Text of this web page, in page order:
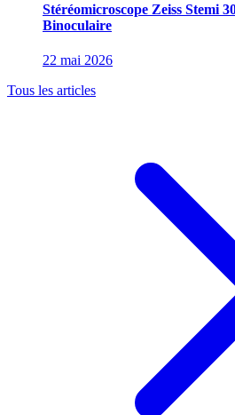
Stéréomicroscope Zeiss Stemi
Binoculaire
22 mai 2026
Tous les articles